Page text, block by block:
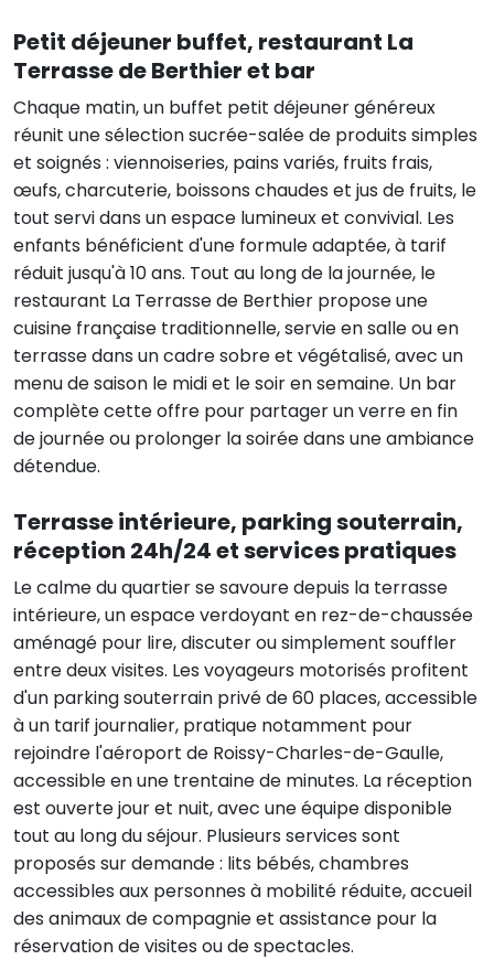
Petit déjeuner buffet, restaurant La
Terrasse de Berthier et bar
Chaque matin, un buffet petit déjeuner généreux
réunit une sélection sucrée-salée de produits simples
et soignés : viennoiseries, pains variés, fruits frais,
œufs, charcuterie, boissons chaudes et jus de fruits, le
tout servi dans un espace lumineux et convivial. Les
enfants bénéficient d'une formule adaptée, à tarif
réduit jusqu'à 10 ans. Tout au long de la journée, le
restaurant La Terrasse de Berthier propose une
cuisine française traditionnelle, servie en salle ou en
terrasse dans un cadre sobre et végétalisé, avec un
menu de saison le midi et le soir en semaine. Un bar
complète cette offre pour partager un verre en fin
de journée ou prolonger la soirée dans une ambiance
détendue.
Terrasse intérieure, parking souterrain,
réception 24h/24 et services pratiques
Le calme du quartier se savoure depuis la terrasse
intérieure, un espace verdoyant en rez-de-chaussée
aménagé pour lire, discuter ou simplement souffler
entre deux visites. Les voyageurs motorisés profitent
d'un parking souterrain privé de 60 places, accessible
à un tarif journalier, pratique notamment pour
rejoindre l'aéroport de Roissy-Charles-de-Gaulle,
accessible en une trentaine de minutes. La réception
est ouverte jour et nuit, avec une équipe disponible
tout au long du séjour. Plusieurs services sont
proposés sur demande : lits bébés, chambres
accessibles aux personnes à mobilité réduite, accueil
des animaux de compagnie et assistance pour la
réservation de visites ou de spectacles.